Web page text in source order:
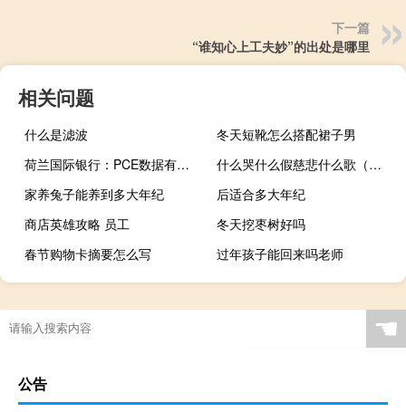
下一篇
“谁知心上工夫妙”的出处是哪里
相关问题
什么是滤波
冬天短靴怎么搭配裙子男
荷兰国际银行：PCE数据有上行风险 或成为10年期美债破5%的催化剂
什么哭什么假慈悲什么歌（什么哭什么假慈悲）
家养兔子能养到多大年纪
后适合多大年纪
商店英雄攻略 员工
冬天挖枣树好吗
春节购物卡摘要怎么写
过年孩子能回来吗老师
☚
公告